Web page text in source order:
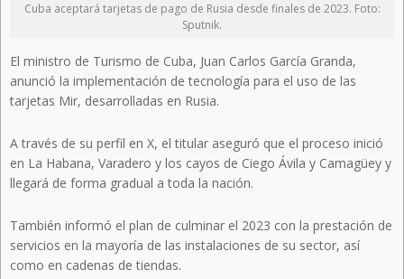
Cuba aceptará tarjetas de pago de Rusia desde finales de 2023. Foto:
Sputnik.
El ministro de Turismo de Cuba, Juan Carlos García Granda,
anunció la implementación de tecnología para el uso de las
tarjetas Mir, desarrolladas en Rusia.
A través de su perfil en X, el titular aseguró que el proceso inició
en La Habana, Varadero y los cayos de Ciego Ávila y Camagüey y
llegará de forma gradual a toda la nación.
También informó el plan de culminar el 2023 con la prestación de
servicios en la mayoría de las instalaciones de su sector, así
como en cadenas de tiendas.